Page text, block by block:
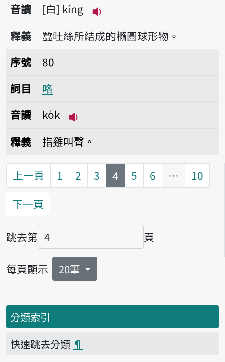
音讀
白 kíng
播放音讀kíng
釋義
蠶吐絲所結成的橢圓球形物。
序號80咯
序號
80
詞目
咯
音讀
ko̍k
釋義 指雞叫聲。
上一頁 1 2 3 第
4 5 6 …
10
下一頁
跳去第
頁碼
頁
每頁顯示 20筆
分類索引
快速跳去分類 ¶